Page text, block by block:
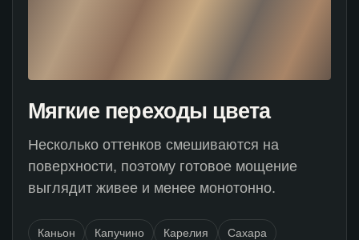
Мягкие переходы цвета
Несколько оттенков смешиваются на
поверхности, поэтому готовое мощение
выглядит живее и менее монотонно.
Каньон Капучино Карелия Сахара